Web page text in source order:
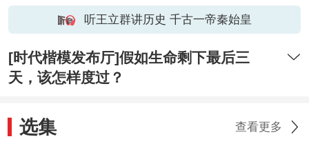
听王立群讲历史 千古一帝秦始皇
[时代楷模发布厅]假如生命剩下最后三
天，该怎样度过？
选集 查看更多